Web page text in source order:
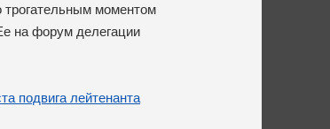
трогательным моментом
на форум делегации
подвига лейтенанта